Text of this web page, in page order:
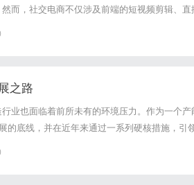
而，社交电商不仅涉及前端的短视频剪辑、直
极深的学问。对于刚入局的TikTok新手来说，
焦虑，甚至一不小心踩入陷...
之路
业也面临着前所未有的环境压力。作为一个产
的底线，并在近年来通过一系列硬核措施，引
厂，早已告别了粗放式的废水排放时代。园区
淀，确保所有工业生产用水实现闭环...